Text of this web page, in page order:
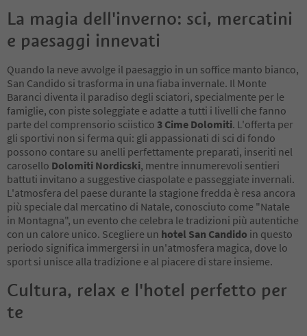
La magia dell'inverno: sci, mercatini
e paesaggi innevati
Quando la neve avvolge il paesaggio in un soffice manto bianco,
San Candido si trasforma in una fiaba invernale. Il Monte
Baranci diventa il paradiso degli sciatori, specialmente per le
famiglie, con piste soleggiate e adatte a tutti i livelli che fanno
parte del comprensorio sciistico 3 Cime Dolomiti. L'offerta per
gli sportivi non si ferma qui: gli appassionati di sci di fondo
possono contare su anelli perfettamente preparati, inseriti nel
carosello Dolomiti Nordicski, mentre innumerevoli sentieri
battuti invitano a suggestive ciaspolate e passeggiate invernali.
L'atmosfera del paese durante la stagione fredda è resa ancora
più speciale dal mercatino di Natale, conosciuto come "Natale
in Montagna", un evento che celebra le tradizioni più autentiche
con un calore unico. Scegliere un hotel San Candido in questo
periodo significa immergersi in un'atmosfera magica, dove lo
sport si unisce alla tradizione e al piacere di stare insieme.
Cultura, relax e l'hotel perfetto per
te